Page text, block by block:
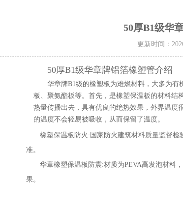
50厚B1级华
更新时间：
50厚B1级华章牌铝箔橡塑管介绍
华章牌B1级的橡塑板为难燃材料，大多为
板、聚氨酯板等。首先，是橡塑保温板的材料结
热量传播出去，具有优良的绝热效果，外界温度
的温度不会轻易被吸收，从而保留了温度。
橡塑保温板防火:国家防火建筑材料质量监督检
准。
华章橡塑保温板防震:材质为PEVA高发泡材料
果。